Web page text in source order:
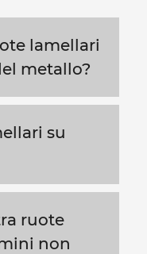
lamellari
metallo?
su
ruote
non